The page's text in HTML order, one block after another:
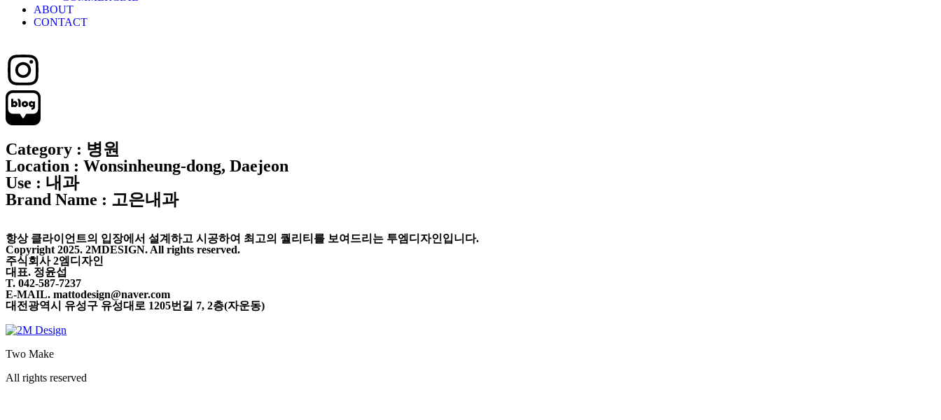
ABOUT
CONTACT
Category : 병원
Location : Wonsinheung-dong, Daejeon
Use : 내과
Brand Name : 고은내과
항상 클라이언트의 입장에서 설계하고 시공하여 최고의 퀄리티를 보여드리는 투엠디자인입니다.
Copyright 2025. 2MDESIGN. All rights reserved.
주식회사 2엠디자인
대표. 정윤섭
T. 042-587-7237
E-MAIL. mattodesign@naver.com
대전광역시 유성구 유성대로 1205번길 7, 2층(자운동)
Two Make
All rights reserved